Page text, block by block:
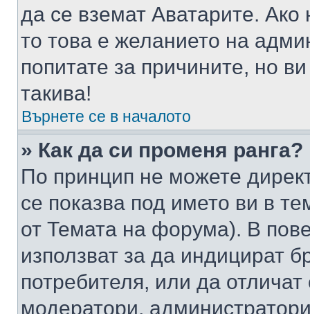
да се вземат Аватарите.
то това е желанието на
попитате за причините, но
такива!
Върнете се в началото
» Как да си променя ранга?
По принцип не можете
се показва под името ви в
от Темата на форума). В
използват за да индицират
потребителя, или да
модератори,